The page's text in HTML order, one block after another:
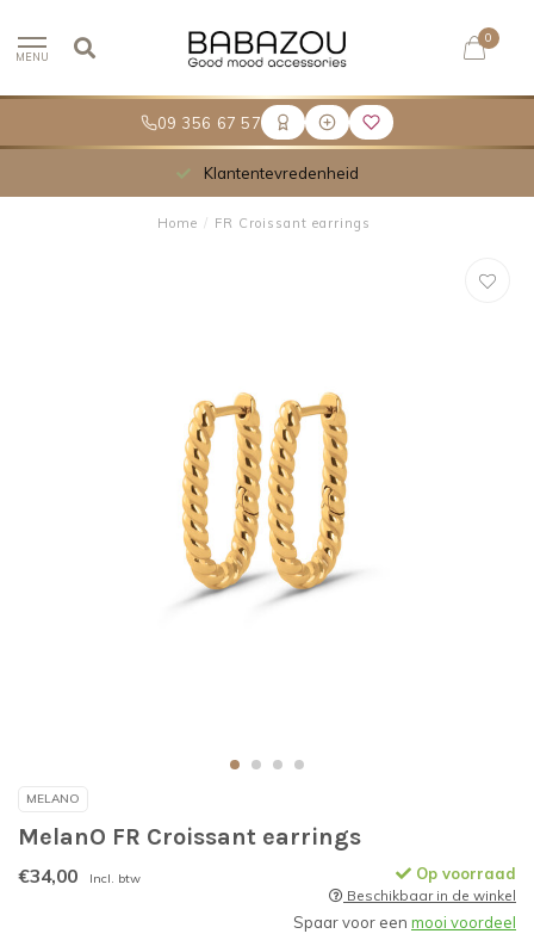
09 356 67 57
MENU
0
Klantentevredenheid
Home / FR Croissant earrings
MELANO
MelanO FR Croissant earrings
€34,00 Incl. btw Op voorraad
Beschikbaar in de winkel
Spaar voor een mooi voordeel